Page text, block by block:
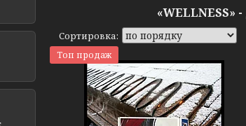
«WELLNESS»
Топ продаж